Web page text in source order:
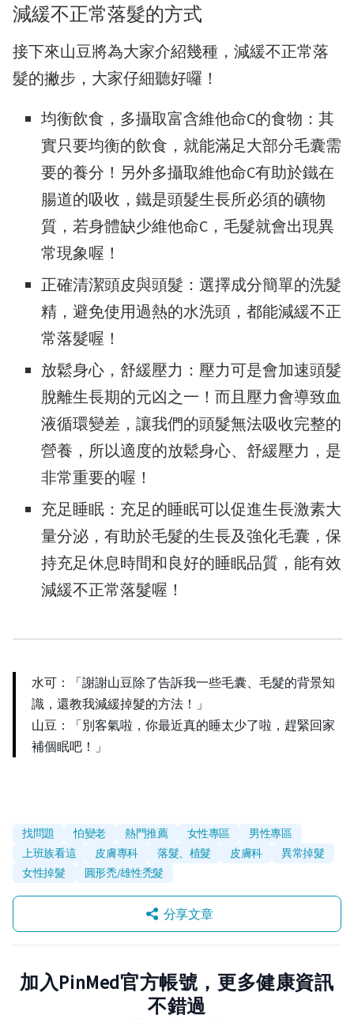
減緩不正常落髮的方式
接下來山豆將為大家介紹幾種，減緩不正常落
髮的撇步，大家仔細聽好囉！
均衡飲食，多攝取富含維他命C的食物：其
實只要均衡的飲食，就能滿足大部分毛囊需
要的養分！另外多攝取維他命C有助於鐵在
腸道的吸收，鐵是頭髮生長所必須的礦物
質，若身體缺少維他命C，毛髮就會出現異
常現象喔！
正確清潔頭皮與頭髮：選擇成分簡單的洗髮
精，避免使用過熱的水洗頭，都能減緩不正
常落髮喔！
放鬆身心，舒緩壓力：壓力可是會加速頭髮
脫離生長期的元凶之一！而且壓力會導致血
液循環變差，讓我們的頭髮無法吸收完整的
營養，所以適度的放鬆身心、舒緩壓力，是
非常重要的喔！
充足睡眠：充足的睡眠可以促進生長激素大
量分泌，有助於毛髮的生長及強化毛囊，保
持充足休息時間和良好的睡眠品質，能有效
減緩不正常落髮喔！
水可：「謝謝山豆除了告訴我一些毛囊、毛髮的背景知
識，還教我減緩掉髮的方法！」
山豆：「別客氣啦，你最近真的睡太少了啦，趕緊回家
補個眠吧！」
找問題 怕變老 熱門推薦 女性專區
男性專區
上班族看這
皮膚專科 落髮、植髮 皮膚科
異常掉髮
女性掉髮
圓形禿/雄性禿髮
分享文章
加入PinMed官方帳號，更多健康資訊
不錯過